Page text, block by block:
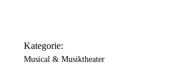
Kategorie:
Musical & Musiktheater